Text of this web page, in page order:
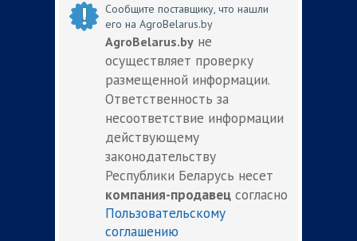
Сообщите поставщику, что нашли
его на AgroBelarus.by
AgroBelarus.by не
осуществляет проверку
размещенной информации.
Ответственность за
несоответствие информации
действующему
законодательству
Республики Беларусь несет
компания-продавец согласно
Пользовательскому
соглашению